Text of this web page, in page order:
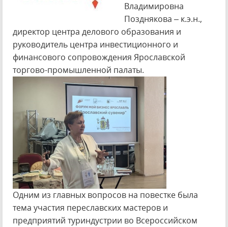
Владимировна
Позднякова – к.э.н.,
директор центра делового образования и
руководитель центра инвестиционного и
финансового сопровождения Ярославской
торгово-промышленной палаты.
Одним из главных вопросов на повестке была
тема участия переславских мастеров и
предприятий туриндустрии во Всероссийском